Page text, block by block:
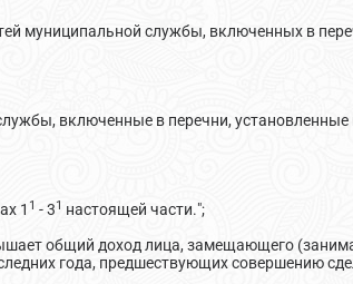
муниципальной службы, включенных в
включенные в перечни,
1 1 - 31 настоящей части.";
общий доход лица, замещающего
года, предшествующих совершению